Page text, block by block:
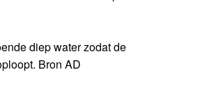
diep water zodat de
Bron AD